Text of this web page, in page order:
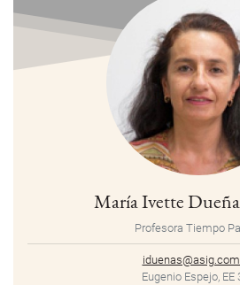
María Ivette
Profesora Tiempo
Eugenio Espejo, EE